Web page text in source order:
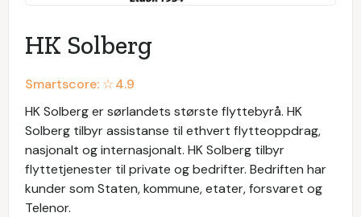
HK Solberg
Smartscore: ☆4.9
HK Solberg er sørlandets største flyttebyrå. HK
Solberg tilbyr assistanse til ethvert flytteoppdrag,
nasjonalt og internasjonalt. HK Solberg tilbyr
flyttetjenester til private og bedrifter. Bedriften har
kunder som Staten, kommune, etater, forsvaret og
Telenor.